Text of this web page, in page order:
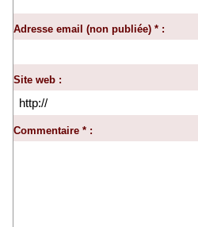
Adresse email (non publiée) * :
Site web :
Commentaire * :